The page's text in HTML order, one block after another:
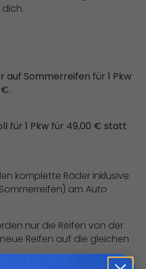
auf Sommerreifen für 1 Pkw
für 1 Pkw für 49,00 € statt
komplette Räder inklusive
am Auto
nur die Reifen von der
Reifen auf die gleichen